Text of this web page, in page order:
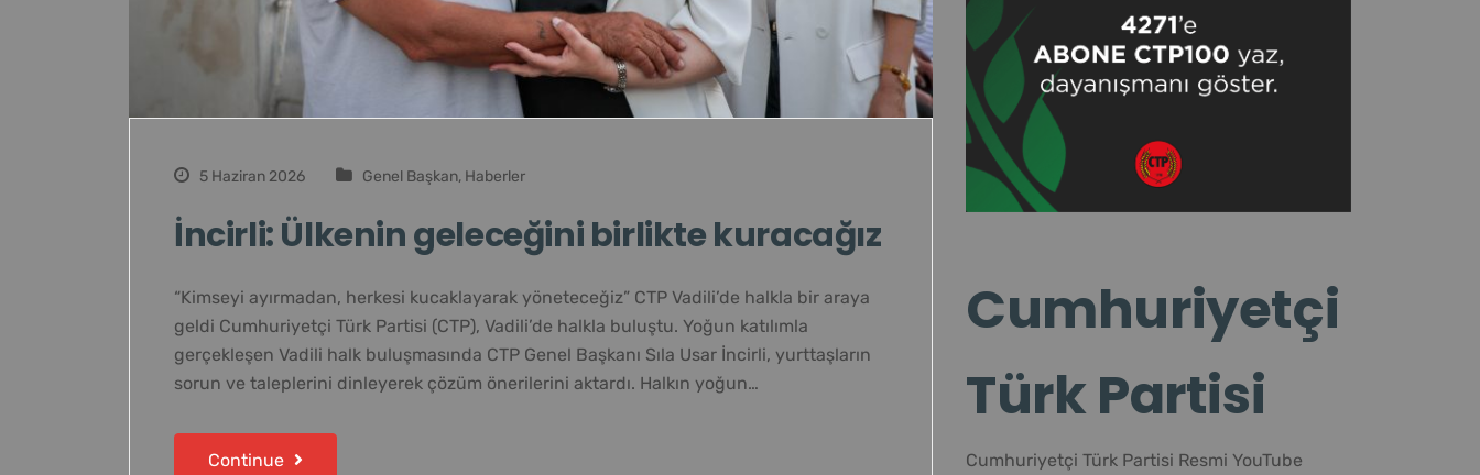
5 Haziran 2026 Genel Başkan, Haberler
İncirli: Ülkenin geleceğini birlikte kuracağız
“Kimseyi ayırmadan, herkesi kucaklayarak yöneteceğiz” CTP Vadili’de halkla bir araya
geldi Cumhuriyetçi Türk Partisi (CTP), Vadili’de halkla buluştu. Yoğun katılımla
gerçekleşen Vadili halk buluşmasında CTP Genel Başkanı Sıla Usar İncirli, yurttaşların
sorun ve taleplerini dinleyerek çözüm önerilerini aktardı. Halkın yoğun…
Continue
Cumhuriyetçi
Türk Partisi
Cumhuriyetçi Türk Partisi Resmi YouTube